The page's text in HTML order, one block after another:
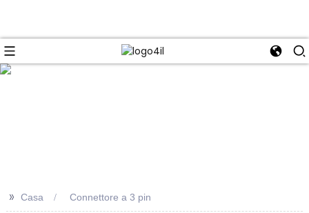
>> Casa Connettore a 3 pin